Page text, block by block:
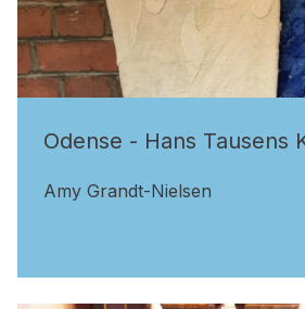
Odense - Hans Tausens
Amy Grandt-Nielsen